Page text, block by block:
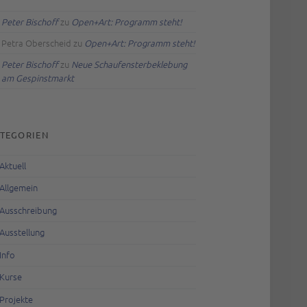
Peter Bischoffzu Open+Art: Programm steht!
Petra Oberscheid zu Open+Art: Programm steht!
Peter Bischoffzu Neue Schaufensterbeklebung
am Gespinstmarkt